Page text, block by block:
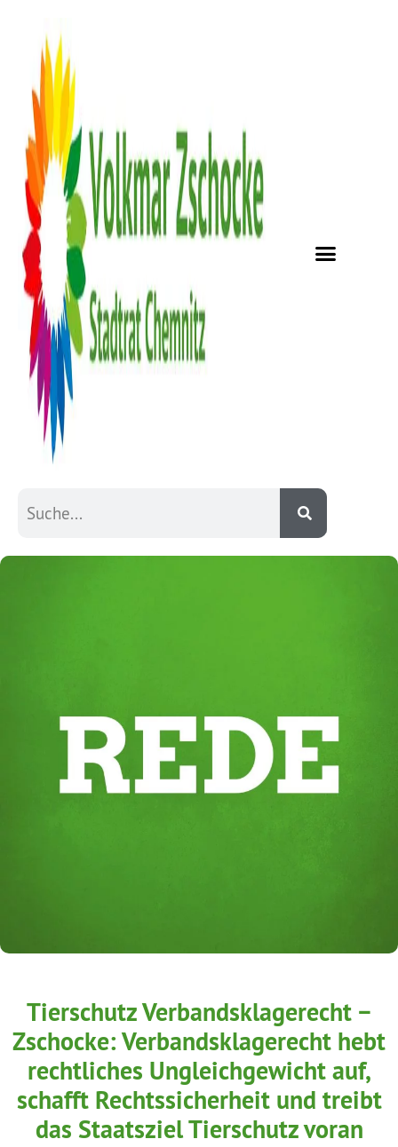
Tierschutz Verbandsklagerecht −
Zschocke: Verbandsklagerecht hebt
rechtliches Ungleichgewicht auf,
schafft Rechtssicherheit und treibt
das Staatsziel Tierschutz voran